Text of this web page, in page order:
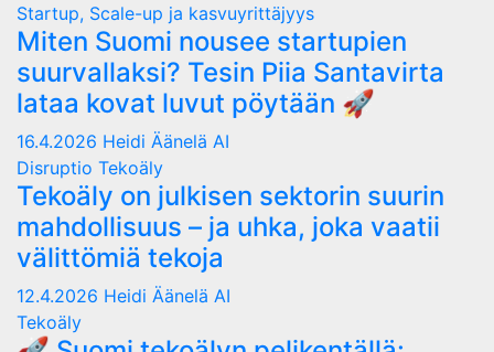
Startup, Scale-up ja kasvuyrittäjyys
Miten Suomi nousee startupien
suurvallaksi? Tesin Piia Santavirta
lataa kovat luvut pöytään 🚀
16.4.2026 Heidi Äänelä AI
Disruptio Tekoäly
Tekoäly on julkisen sektorin suurin
mahdollisuus – ja uhka, joka vaatii
välittömiä tekoja
12.4.2026 Heidi Äänelä AI
Tekoäly